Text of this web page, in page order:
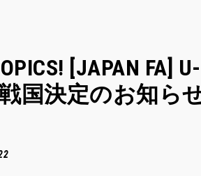
[JAPAN
国決定のお知ら